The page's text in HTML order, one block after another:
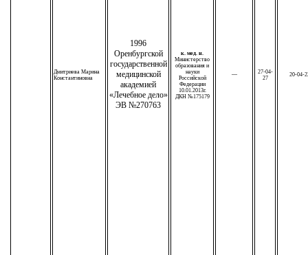
Дмитриева Марина
Константиновна
1996
Оренбургской
государственной
медицинской
академией
«Лечебное дело»
ЭВ №270763
к. мед. н.
Министерство
образования и
науки
Российской
Федерации
10.01.2013г.
ДКН №175179
—
27-04-
27
20-04-